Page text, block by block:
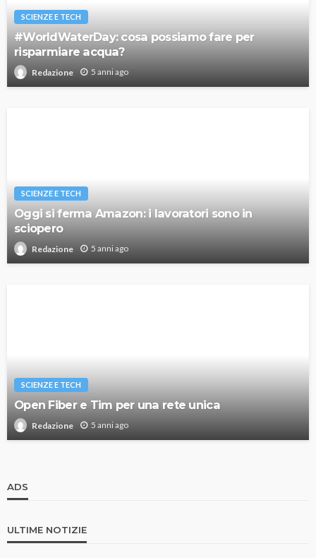
SCIENZE E TECH
#WorldWaterDay: cosa possiamo fare per
risparmiare acqua?
Redazione 5 anni ago
SCIENZE E TECH
Oggi si ferma Amazon: i lavoratori sono in
sciopero
Redazione 5 anni ago
SCIENZE E TECH
Open Fiber e Tim per una rete unica
Redazione 5 anni ago
ADS
ULTIME NOTIZIE